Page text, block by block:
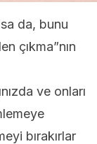
da, bunu
çıkma”nın
ve onları
bırakırlar